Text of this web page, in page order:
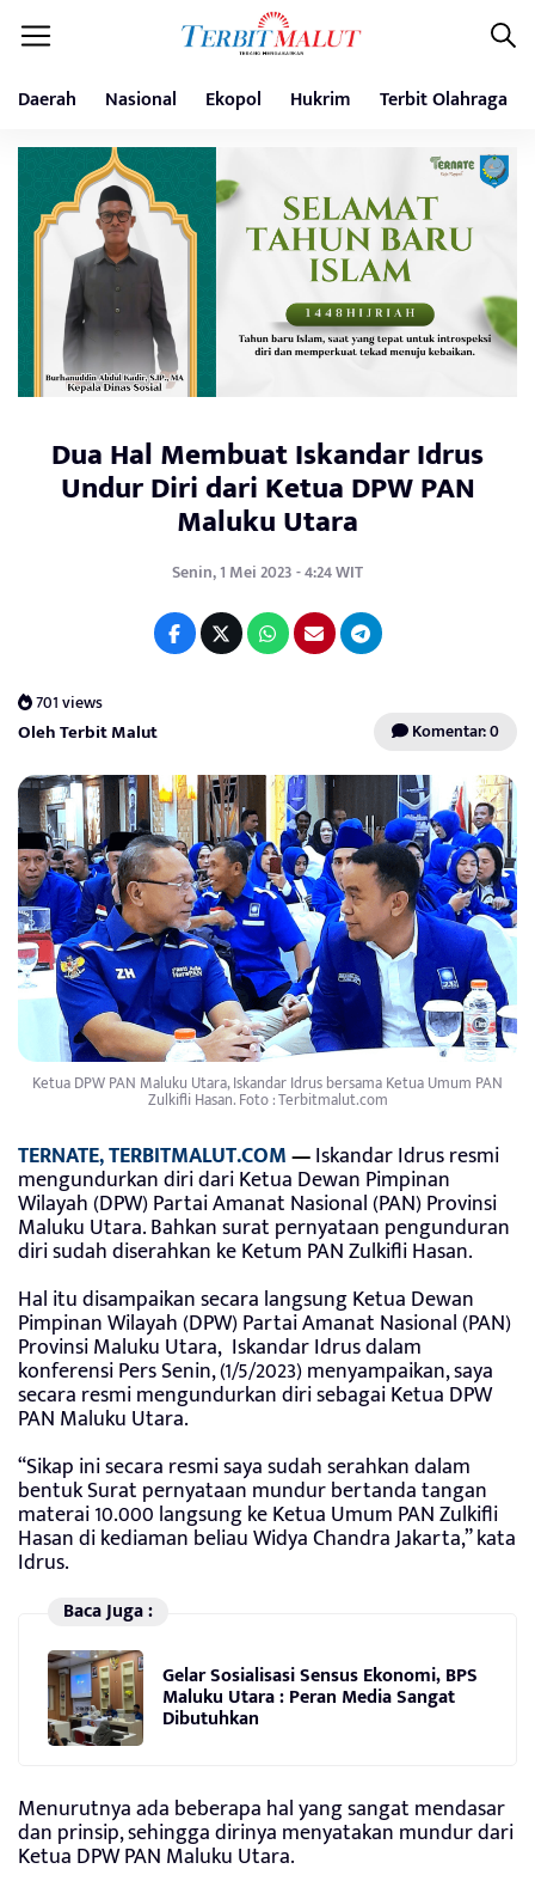
Daerah Nasional Ekopol Hukrim Terbit Olahraga
Dua Hal Membuat Iskandar Idrus
Undur Diri dari Ketua DPW PAN
Maluku Utara
Senin, 1 Mei 2023 - 4:24 WIT
701 views
Oleh Terbit Malut Komentar: 0
Ketua DPW PAN Maluku Utara, Iskandar Idrus bersama Ketua Umum PAN
Zulkifli Hasan. Foto : Terbitmalut.com
TERNATE, TERBITMALUT.COM—Iskandar Idrus resmi
mengundurkan diri dari Ketua Dewan Pimpinan
Wilayah (DPW) Partai Amanat Nasional (PAN) Provinsi
Maluku Utara. Bahkan surat pernyataan pengunduran
diri sudah diserahkan ke Ketum PAN Zulkifli Hasan.
Hal itu disampaikan secara langsung Ketua Dewan
Pimpinan Wilayah (DPW) Partai Amanat Nasional (PAN)
Provinsi Maluku Utara, Iskandar Idrus dalam
konferensi Pers Senin, (1/5/2023) menyampaikan, saya
secara resmi mengundurkan diri sebagai Ketua DPW
PAN Maluku Utara.
“Sikap ini secara resmi saya sudah serahkan dalam
bentuk Surat pernyataan mundur bertanda tangan
materai 10.000 langsung ke Ketua Umum PAN Zulkifli
Hasan di kediaman beliau Widya Chandra Jakarta,” kata
Idrus.
Baca Juga :
Gelar Sosialisasi Sensus Ekonomi, BPS
Maluku Utara : Peran Media Sangat
Dibutuhkan
Menurutnya ada beberapa hal yang sangat mendasar
dan prinsip, sehingga dirinya menyatakan mundur dari
Ketua DPW PAN Maluku Utara.